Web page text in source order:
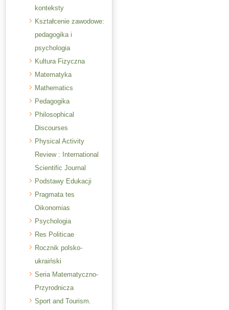
konteksty
Kształcenie zawodowe:
pedagogika i
psychologia
Kultura Fizyczna
Matematyka
Mathematics
Pedagogika
Philosophical
Discourses
Physical Activity
Review : International
Scientific Journal
Podstawy Edukacji
Pragmata tes
Oikonomias
Psychologia
Res Politicae
Rocznik polsko-
ukraiński
Seria Matematyczno-
Przyrodnicza
Sport and Tourism.